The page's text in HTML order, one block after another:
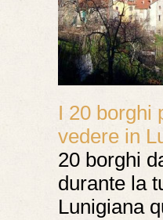
I 20 borghi
vedere in
20 borghi
durante la
Lunigiana